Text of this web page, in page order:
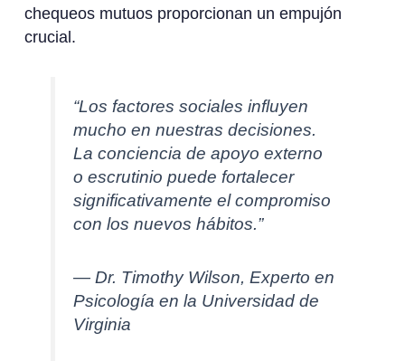
chequeos mutuos proporcionan un empujón
crucial.
“Los factores sociales influyen
mucho en nuestras decisiones.
La conciencia de apoyo externo
o escrutinio puede fortalecer
significativamente el compromiso
con los nuevos hábitos.”
— Dr. Timothy Wilson, Experto en
Psicología en la Universidad de
Virginia